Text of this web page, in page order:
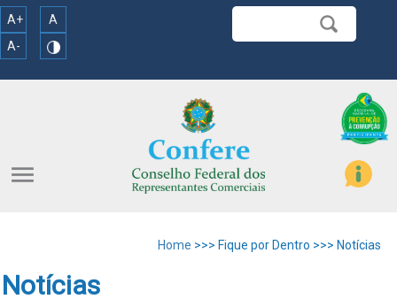
A+
A
A-
menu
Home >>> Fique por Dentro >>> Notícias
Notícias